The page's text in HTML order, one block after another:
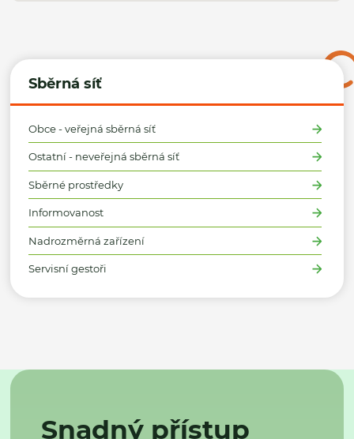
Sběrná síť
Obce - veřejná sběrná síť
Ostatní - neveřejná sběrná síť
Sběrné prostředky
Informovanost
Nadrozměrná zařízení
Servisní gestoři
Snadný přístup